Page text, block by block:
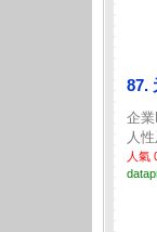
87.
企
人
人氣